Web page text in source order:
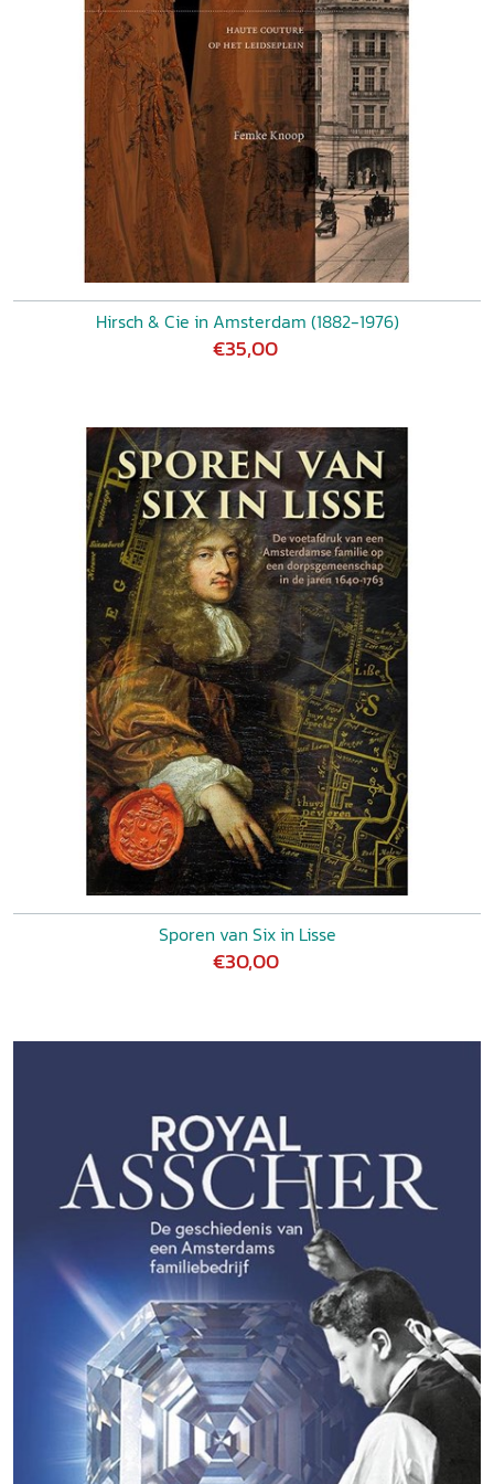
Hirsch & Cie in Amsterdam (1882-1976)
€35,00
Sporen van Six in Lisse
€30,00